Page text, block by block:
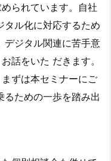
られています。自社
タル化に対応するため
デジタル関連に苦手意
話をいた だきます。
ずは本セミナーにご
ための一歩を踏み出